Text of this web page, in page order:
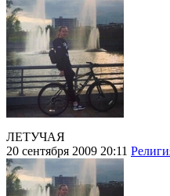
ЛЕТУЧАЯ
20 сентября 2009 20:11